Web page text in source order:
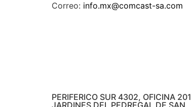
Correo: info.mx@comcast-sa.com
PERIFERICO SUR 4302, OFICINA 201
JARDINES DEL PEDREGAL DE SAN